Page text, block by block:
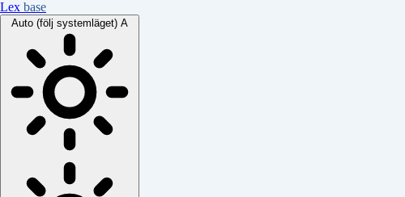
Lex base
Auto (följ systemläget) A